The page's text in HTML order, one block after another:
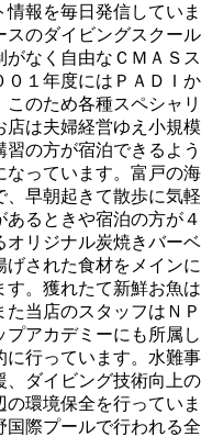
報を毎日発信していま
スのダイビングスクール
なく自由なＣＭＡＳス
０１年度にはＰＡＤＩか
のため各種スペシャリ
店は夫婦経営ゆえ小規模
の方が宿泊できるよう
なっています。富戸の海
、早朝起きて散歩に気軽
るときや宿泊の方が４
オリジナル炭焼きバーベ
された食材をメインに
。獲れたて新鮮お魚は
当店のスタッフはＮＰ
プアカデミーにも所属し
に行っています。水難事
、ダイビング技術向上の
環境保全を行っていま
際プールで行われる全